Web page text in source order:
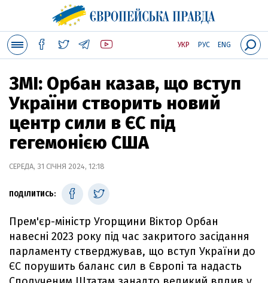
УКР РУС ENG
ЗМІ: Орбан казав, що вступ
України створить новий
центр сили в ЄС під
гегемонією США
СЕРЕДА, 31 СІЧНЯ 2024, 12:18
ПОДІЛИТИСЬ:
Прем'єр-міністр Угорщини Віктор Орбан
навесні 2023 року під час закритого засідання
парламенту стверджував, що вступ України до
ЄС порушить баланс сил в Європі та надасть